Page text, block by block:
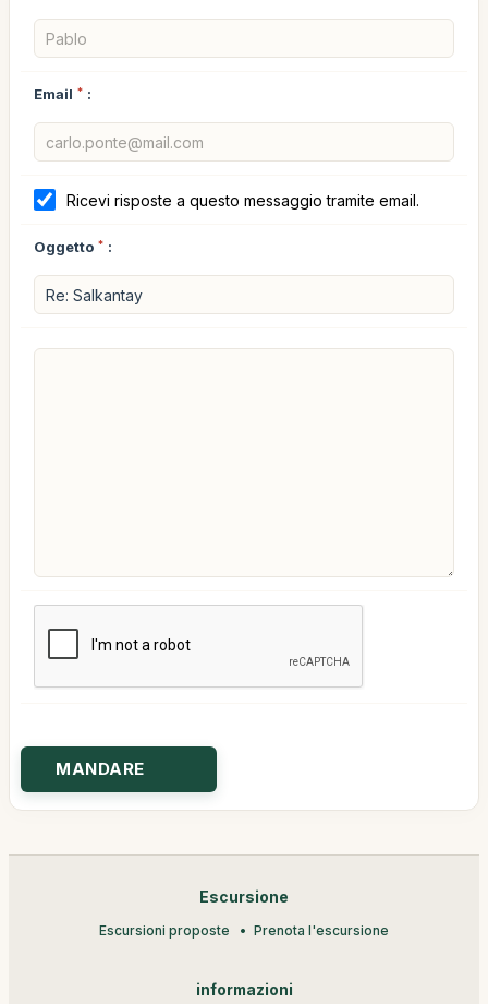
Email * :
Ricevi risposte a questo messaggio tramite email.
Oggetto * :
Escursione
Escursioni proposte Prenota l'escursione
informazioni